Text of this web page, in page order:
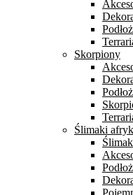
Skorpiony
Ślimaki